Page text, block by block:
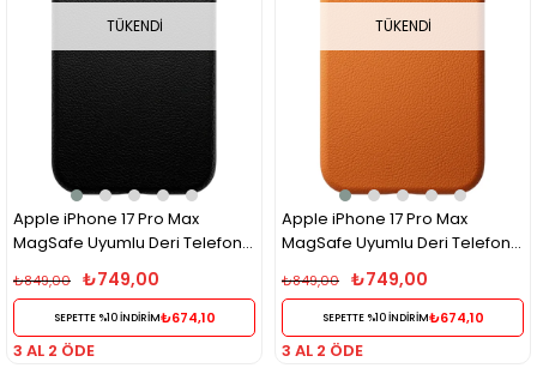
TÜKENDI
Apple iPhone 17 Pro Max
MagSafe Uyumlu Deri Telefon
Kılıfı – Siyah Wonder Seri
₺749,00
₺849,00
SEPETTE %10 İNDİRİM₺674,10
3 AL 2 ÖDE
TÜKENDI
Apple iPhone 17 Pro Max
MagSafe Uyumlu Deri Telefon
Kılıfı – Turuncu Wonder Seri
₺749,00
₺849,00
SEPETTE %10 İNDİRİM₺674,10
3 AL 2 ÖDE